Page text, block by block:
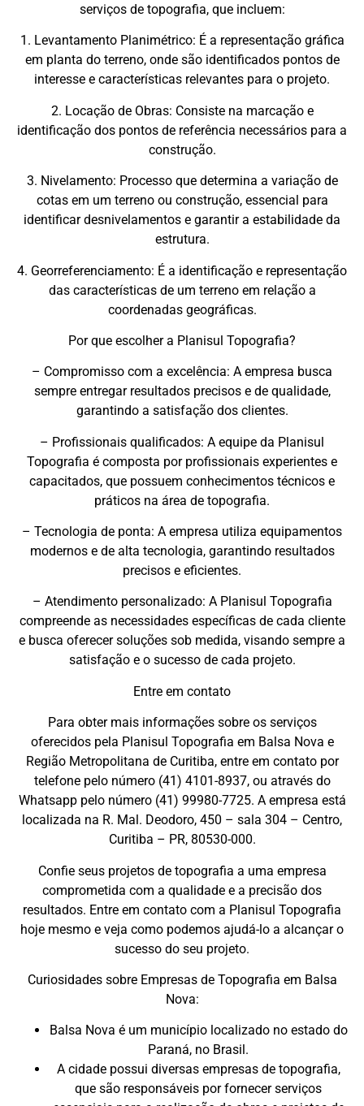
serviços de topografia, que incluem:
1. Levantamento Planimétrico: É a representação gráfica
em planta do terreno, onde são identificados pontos de
interesse e características relevantes para o projeto.
2. Locação de Obras: Consiste na marcação e
identificação dos pontos de referência necessários para a
construção.
3. Nivelamento: Processo que determina a variação de
cotas em um terreno ou construção, essencial para
identificar desnivelamentos e garantir a estabilidade da
estrutura.
4. Georreferenciamento: É a identificação e representação
das características de um terreno em relação a
coordenadas geográficas.
Por que escolher a Planisul Topografia?
– Compromisso com a excelência: A empresa busca
sempre entregar resultados precisos e de qualidade,
garantindo a satisfação dos clientes.
– Profissionais qualificados: A equipe da Planisul
Topografia é composta por profissionais experientes e
capacitados, que possuem conhecimentos técnicos e
práticos na área de topografia.
– Tecnologia de ponta: A empresa utiliza equipamentos
modernos e de alta tecnologia, garantindo resultados
precisos e eficientes.
– Atendimento personalizado: A Planisul Topografia
compreende as necessidades específicas de cada cliente
e busca oferecer soluções sob medida, visando sempre a
satisfação e o sucesso de cada projeto.
Entre em contato
Para obter mais informações sobre os serviços
oferecidos pela Planisul Topografia em Balsa Nova e
Região Metropolitana de Curitiba, entre em contato por
telefone pelo número (41) 4101-8937, ou através do
Whatsapp pelo número (41) 99980-7725. A empresa está
localizada na R. Mal. Deodoro, 450 – sala 304 – Centro,
Curitiba – PR, 80530-000.
Confie seus projetos de topografia a uma empresa
comprometida com a qualidade e a precisão dos
resultados. Entre em contato com a Planisul Topografia
hoje mesmo e veja como podemos ajudá-lo a alcançar o
sucesso do seu projeto.
Curiosidades sobre Empresas de Topografia em Balsa
Nova:
Balsa Nova é um município localizado no estado do
Paraná, no Brasil.
A cidade possui diversas empresas de topografia,
que são responsáveis por fornecer serviços